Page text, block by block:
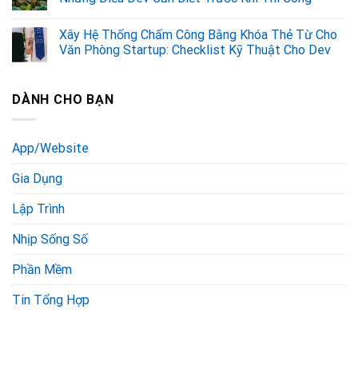
Xây Hệ Thống Chấm Công Bằng Khóa Thẻ Từ Cho
Văn Phòng Startup: Checklist Kỹ Thuật Cho Dev
DÀNH CHO BẠN
App/Website
Gia Dụng
Lập Trình
Nhịp Sống Số
Phần Mềm
Tin Tổng Hợp